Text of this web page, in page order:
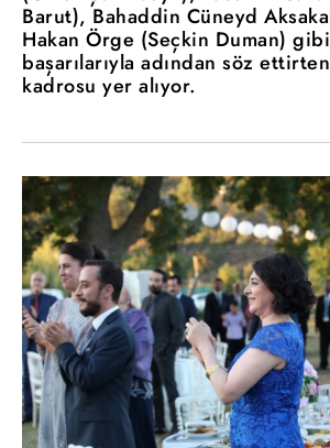
Barut), Bahaddin Cüneyd
Hakan Örge (Seçkin Duman)
başarılarıyla adından söz
kadrosu yer alıyor.